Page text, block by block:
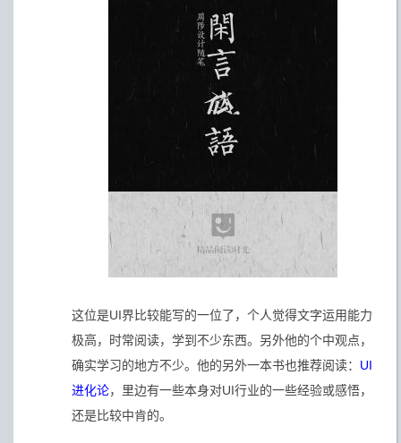
这位是UI界比较能写的一位了，个人觉得文字运用能力
极高，时常阅读，学到不少东西。另外他的个中观点，
确实学习的地方不少。他的另外一本书也推荐阅读： UI
进化论，里边有一些本身对UI行业的一些经验或感悟，
还是比较中肯的。